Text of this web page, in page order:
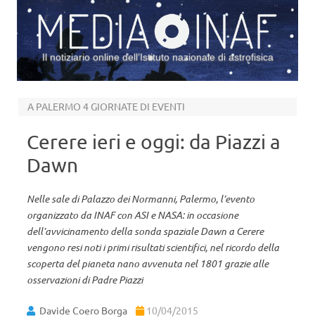
Il notiziario online dell’Istituto nazionale di astrofisica
A PALERMO 4 GIORNATE DI EVENTI
Cerere ieri e oggi: da Piazzi a
Dawn
Nelle sale di Palazzo dei Normanni, Palermo, l’evento
organizzato da INAF con ASI e NASA: in occasione
dell’avvicinamento della sonda spaziale Dawn a Cerere
vengono resi noti i primi risultati scientifici, nel ricordo della
scoperta del pianeta nano avvenuta nel 1801 grazie alle
osservazioni di Padre Piazzi
Davide Coero Borga 10/04/2015